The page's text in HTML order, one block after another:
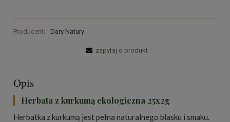
Producent: Dary Natury
zapytaj o produkt
Opis
Herbata z kurkumą ekologiczna 25x2g
Herbatka z kurkumą jest pełna naturalnego blasku i smaku.